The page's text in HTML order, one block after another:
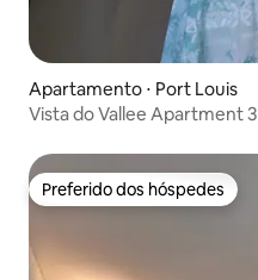
Apartamento ⋅ Port Louis
Vista do Vallee Apartment 3
Preferido dos hóspedes
Preferido dos hóspedes